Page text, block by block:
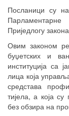
Посланици су
Приједлогу
Овим законом
буџетских и
институција са
лица која
средстава
тијела, а која
без обзира на